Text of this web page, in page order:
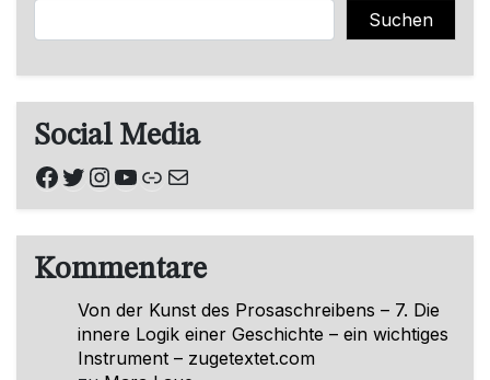
Suchen Suchen
Social Media
Facebook
Twitter
Instagram
YouTube
Link
E-Mail
Kommentare
Von der Kunst des Prosaschreibens – 7. Die
innere Logik einer Geschichte – ein wichtiges
Instrument – zugetextet.com